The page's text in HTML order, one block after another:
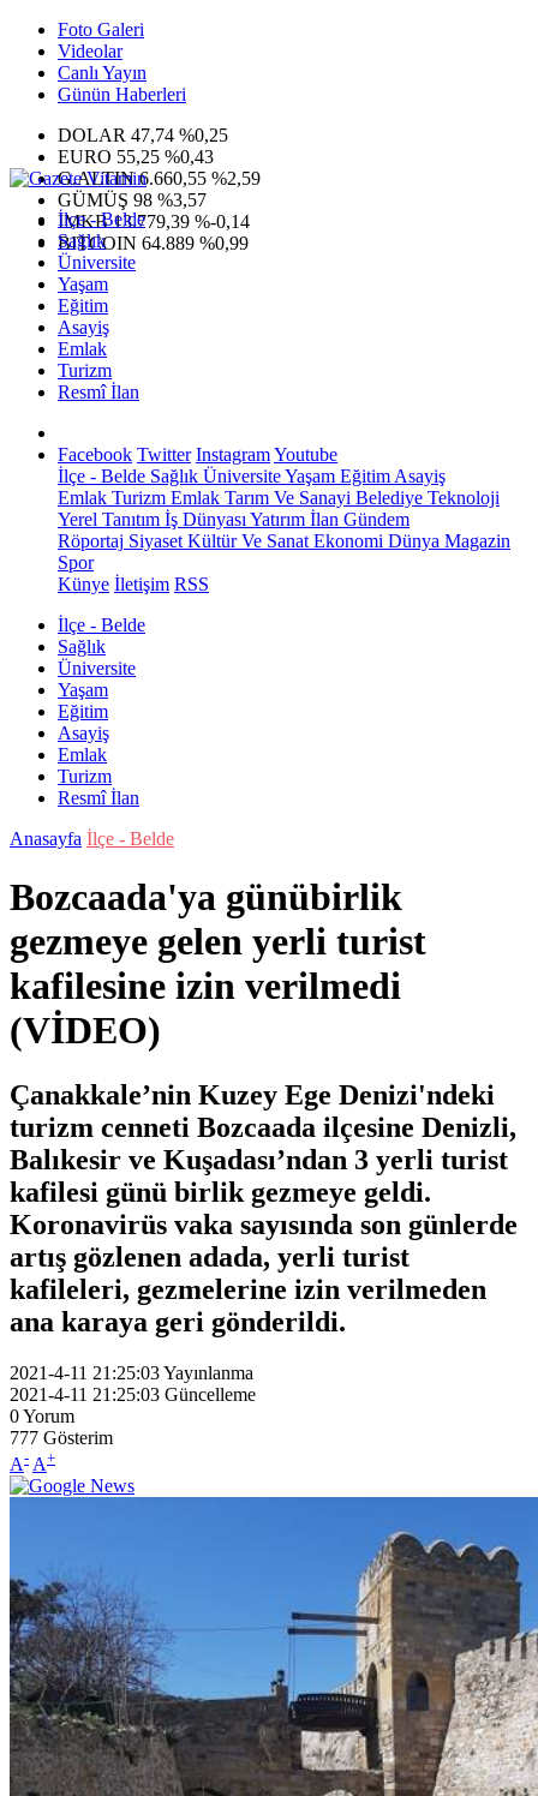
Foto Galeri
Videolar
Canlı Yayın
Günün Haberleri
DOLAR 47,74 %0,25
EURO 55,25 %0,43
G.ALTIN6.660,55 %2,59
GÜMÜŞ 98 %3,57
IMKB13.779,39 %-0,14
BITCOIN 64.889 %0,99
İlçe - Belde
Sağlık
Üniversite
Yaşam
Eğitim
Asayiş
Emlak
Turizm
Resmî İlan
Facebook Twitter InstagramYoutube
İlçe - Belde Sağlık ÜniversiteYaşam Eğitim Asayiş
Emlak Turizm Emlak Tarım Ve Sanayi Belediye Teknoloji
Yerel Tanıtım İş Dünyası Yatırım İlan Gündem
Röportaj Siyaset Kültür Ve Sanat Ekonomi Dünya Magazin
Spor
Künye İletişim RSS
İlçe - Belde
Sağlık
Üniversite
Yaşam
Eğitim
Asayiş
Emlak
Turizm
Resmî İlan
Anasayfa İlçe - Belde
Bozcaada'ya günübirlik
gezmeye gelen yerli turist
kafilesine izin verilmedi
(VİDEO)
Çanakkale’nin Kuzey Ege Denizi'ndeki
turizm cenneti Bozcaada ilçesine Denizli,
Balıkesir ve Kuşadası’ndan 3 yerli turist
kafilesi günü birlik gezmeye geldi.
Koronavirüs vaka sayısında son günlerde
artış gözlenen adada, yerli turist
kafileleri, gezmelerine izin verilmeden
ana karaya geri gönderildi.
2021-4-11 21:25:03Yayınlanma
2021-4-11 21:25:03 Güncelleme
0Yorum
777 Gösterim
A- A+